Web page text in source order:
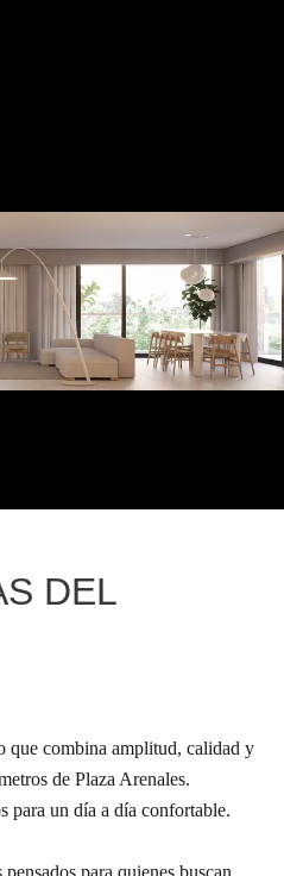
DEL
que combina amplitud, calidad y
de Plaza Arenales.
para un día a día confortable.
para quienes buscan